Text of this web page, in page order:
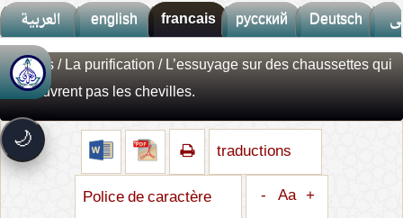
العربية english francais русский Deutsch
🌙
🚀 جديد الموقع!
تعرف على أحدث المميزات
⚡سرعة فائقة
🎨تصميم جديد كلياً
Fatwas/La purification/ L’essuyage sur des chaussettes qui
ne couvrent pas les chevilles.
traductions
Police de caractère
- Aa +